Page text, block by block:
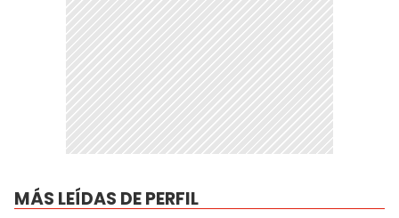
MÁS LEÍDAS DE PERFIL